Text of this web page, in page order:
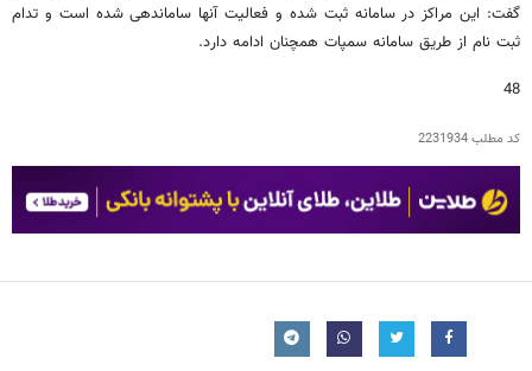
گفت: این مراکز در سامانه ثبت شده و فعالیت آنها ساماندهی شده است و تدام
ثبت نام از طریق سامانه سمپات همچنان ادامه دارد.
48
کد مطلب2231934